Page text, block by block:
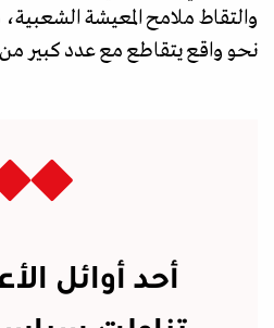
والتقاط ملامح المعيشة
نحو واقع يتقاطع مع عدد كبير
أحد أوائل